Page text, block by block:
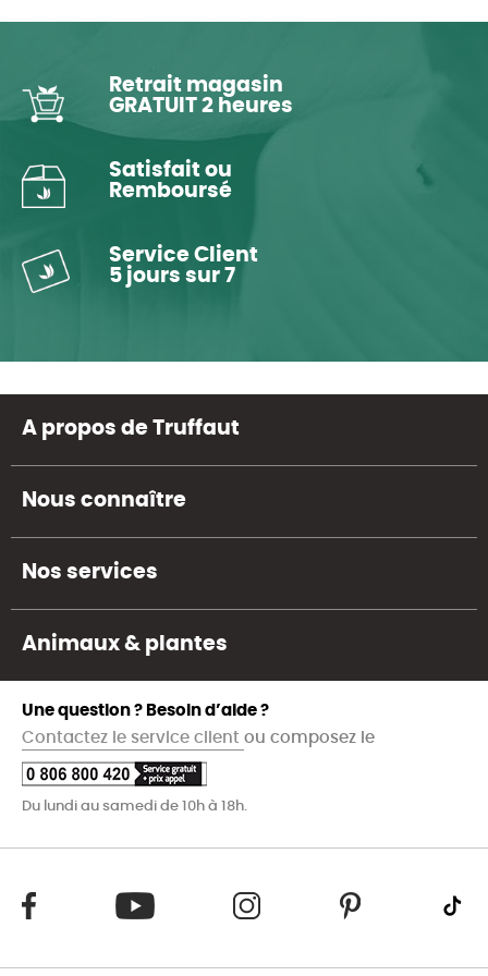
Retrait magasin
GRATUIT 2 heures
Satisfait ou
Remboursé
Service Client
5 jours sur 7
A propos de Truffaut
Nous connaître
Nos services
Animaux & plantes
Une question ? Besoin d’aide ?
Contactez le service client ou composez le
Du lundi au samedi de 10h à 18h.